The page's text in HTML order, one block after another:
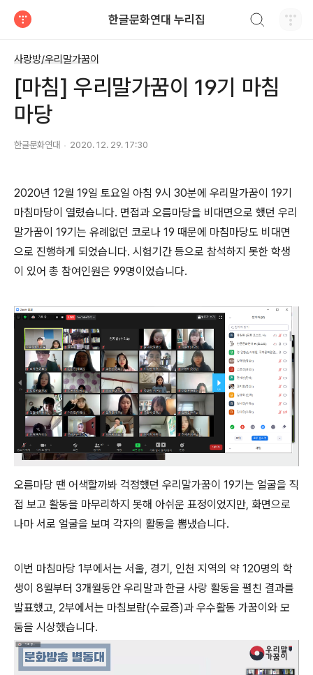
한글문화연대 누리집
사랑방/우리말가꿈이
[마침] 우리말가꿈이 19기 마침
마당
한글문화연대 2020. 12. 29. 17:30
2020년 12월 19일 토요일 아침 9시 30분에 우리말가꿈이 19기
마침마당이 열렸습니다. 면접과 오름마당을 비대면으로 했던 우리
말가꿈이 19기는 유례없던 코로나 19 때문에 마침마당도 비대면
으로 진행하게 되었습니다. 시험기간 등으로 참석하지 못한 학생
이 있어 총 참여인원은 99명이었습니다.
오름마당 땐 어색할까봐 걱정했던 우리말가꿈이 19기는 얼굴을 직
접 보고 활동을 마무리하지 못해 아쉬운 표정이었지만, 화면으로
나마 서로 얼굴을 보며 각자의 활동을 뽐냈습니다.
이번 마침마당 1부에서는 서울, 경기, 인천 지역의 약 120명의 학
생이 8월부터 3개월동안 우리말과 한글 사랑 활동을 펼친 결과를
발표했고, 2부에서는 마침보람(수료증)과 우수활동 가꿈이와 모
둠을 시상했습니다.